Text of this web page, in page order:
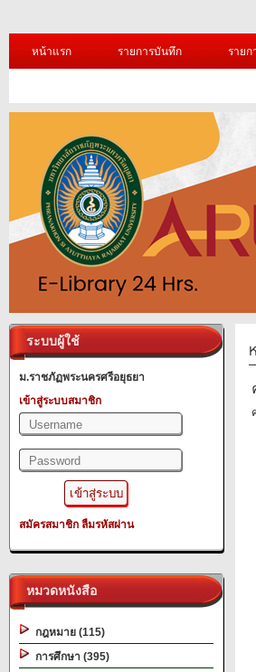
หน้าแรก รายการบันทึก รายก
ระบบผู้ใช้
ม.ราชภัฏพระนครศรีอยุธยา
เข้าสู่ระบบสมาชิก
สมัครสมาชิก ลืมรหัสผ่าน
หมวดหนังสือ
กฎหมาย (115)
การศึกษา (395)